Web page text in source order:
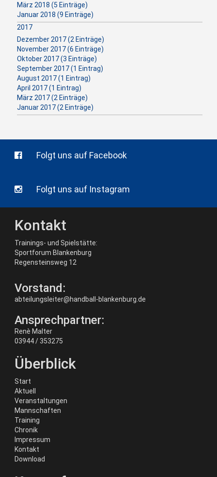
März 2018 (5 Einträge)
Januar 2018 (9 Einträge)
2017
Dezember 2017 (2 Einträge)
November 2017 (6 Einträge)
Oktober 2017 (3 Einträge)
September 2017 (1 Eintrag)
August 2017 (1 Eintrag)
April 2017 (1 Eintrag)
März 2017 (2 Einträge)
Januar 2017 (2 Einträge)
Folgt uns auf Facebook
Folgt uns auf Instagram
Kontakt
Trainings- und Spielstätte:
Sportforum Blankenburg
Regensteinsweg 12
Vorstand:
abteilungsleiter@handball-blankenburg.de
Ansprechpartner:
Renè Malter
03944 / 353275
Überblick
Start
Aktuell
Veranstaltungen
Mannschaften
Training
Chronik
Impressum
Kontakt
Download